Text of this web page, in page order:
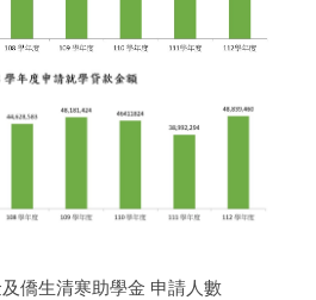
僑生清寒助學金 申請人數